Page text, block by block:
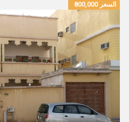
السعر 800,000